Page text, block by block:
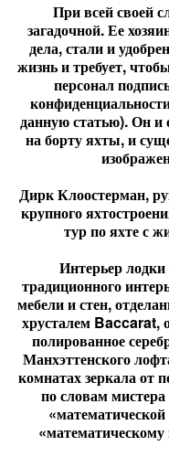
При всей своей
загадочной. Ее
дела, стали и
жизнь и требует,
персонал
данную статью). Он и
на борту яхты, и
Дирк Клоостерман,
крупного
тур по яхте с
Интерьер лодки
традиционного
мебели и стен,
хрусталем Baccarat,
полированное
Манхэттенского
комнатах зеркала от
по словам